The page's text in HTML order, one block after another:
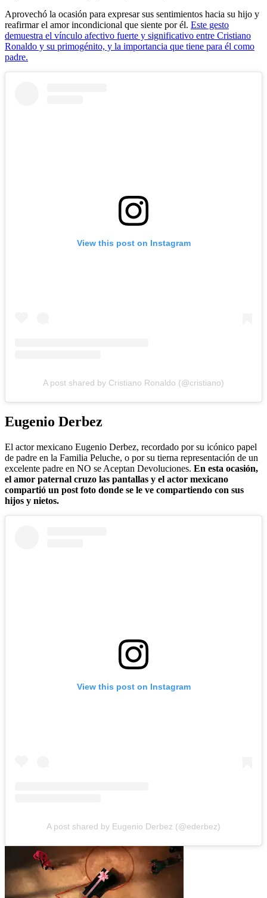
Aprovechó la ocasión para expresar sus sentimientos hacia su hijo y
reafirmar el amor incondicional que siente por él. Este gesto
demuestra el vínculo afectivo fuerte y significativo entre Cristiano
Ronaldo y su primogénito, y la importancia que tiene para él como
padre.
View this post on Instagram
A post shared by Cristiano Ronaldo (@cristiano)
Eugenio Derbez
El actor mexicano Eugenio Derbez, recordado por su icónico papel
de padre en la Familia Peluche, o por su tierna representación de un
excelente padre en NO se Aceptan Devoluciones. En esta ocasión,
el amor paternal cruzo las pantallas y el actor mexicano
compartió un post foto donde se le ve compartiendo con sus
hijos y nietos.
View this post on Instagram
A post shared by Eugenio Derbez (@ederbez)